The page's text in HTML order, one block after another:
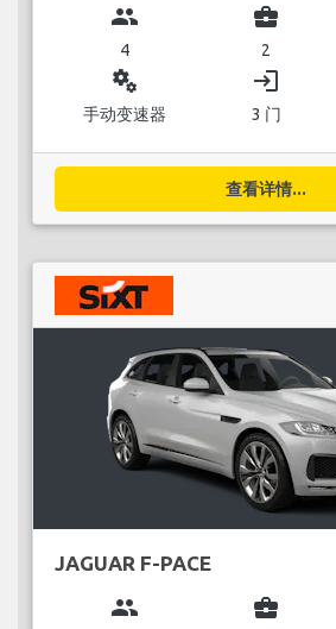
group
4
business_center
2
miscellaneous_services
手动变速器
login
3 门
查看详情...
JAGUAR F-PACE
group business_center